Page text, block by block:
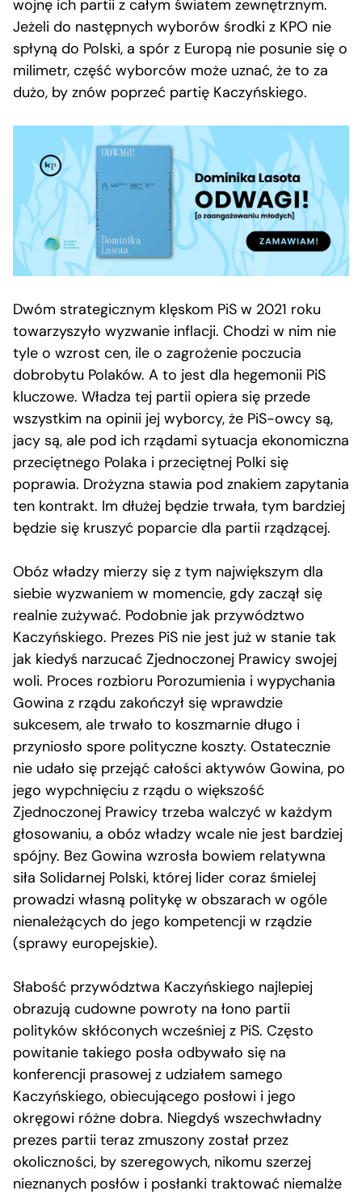
wojnę ich partii z całym światem zewnętrznym.
Jeżeli do następnych wyborów środki z KPO nie
spłyną do Polski, a spór z Europą nie posunie się o
milimetr, część wyborców może uznać, że to za
dużo, by znów poprzeć partię Kaczyńskiego.
Dwóm strategicznym klęskom PiS w 2021 roku
towarzyszyło wyzwanie inflacji. Chodzi w nim nie
tyle o wzrost cen, ile o zagrożenie poczucia
dobrobytu Polaków. A to jest dla hegemonii PiS
kluczowe. Władza tej partii opiera się przede
wszystkim na opinii jej wyborcy, że PiS-owcy są,
jacy są, ale pod ich rządami sytuacja ekonomiczna
przeciętnego Polaka i przeciętnej Polki się
poprawia. Drożyzna stawia pod znakiem zapytania
ten kontrakt. Im dłużej będzie trwała, tym bardziej
będzie się kruszyć poparcie dla partii rządzącej.
Obóz władzy mierzy się z tym największym dla
siebie wyzwaniem w momencie, gdy zaczął się
realnie zużywać. Podobnie jak przywództwo
Kaczyńskiego. Prezes PiS nie jest już w stanie tak
jak kiedyś narzucać Zjednoczonej Prawicy swojej
woli. Proces rozbioru Porozumienia i wypychania
Gowina z rządu zakończył się wprawdzie
sukcesem, ale trwało to koszmarnie długo i
przyniosło spore polityczne koszty. Ostatecznie
nie udało się przejąć całości aktywów Gowina, po
jego wypchnięciu z rządu o większość
Zjednoczonej Prawicy trzeba walczyć w każdym
głosowaniu, a obóz władzy wcale nie jest bardziej
spójny. Bez Gowina wzrosła bowiem relatywna
siła Solidarnej Polski, której lider coraz śmielej
prowadzi własną politykę w obszarach w ogóle
nienależących do jego kompetencji w rządzie
(sprawy europejskie).
Słabość przywództwa Kaczyńskiego najlepiej
obrazują cudowne powroty na łono partii
polityków skłóconych wcześniej z PiS. Często
powitanie takiego posła odbywało się na
konferencji prasowej z udziałem samego
Kaczyńskiego, obiecującego posłowi i jego
okręgowi różne dobra. Niegdyś wszechwładny
prezes partii teraz zmuszony został przez
okoliczności, by szeregowych, nikomu szerzej
nieznanych posłów i posłanki traktować niemalże